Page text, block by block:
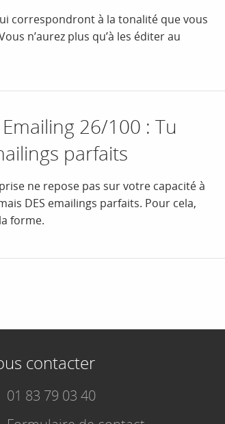
correspondront à la tonalité que vous
n’aurez plus qu’à les éditer au
26/100 : Tu
parfaits
ne repose pas sur votre capacité à
DES emailings parfaits. Pour cela,
forme.
contacter
01 83 79 03 40